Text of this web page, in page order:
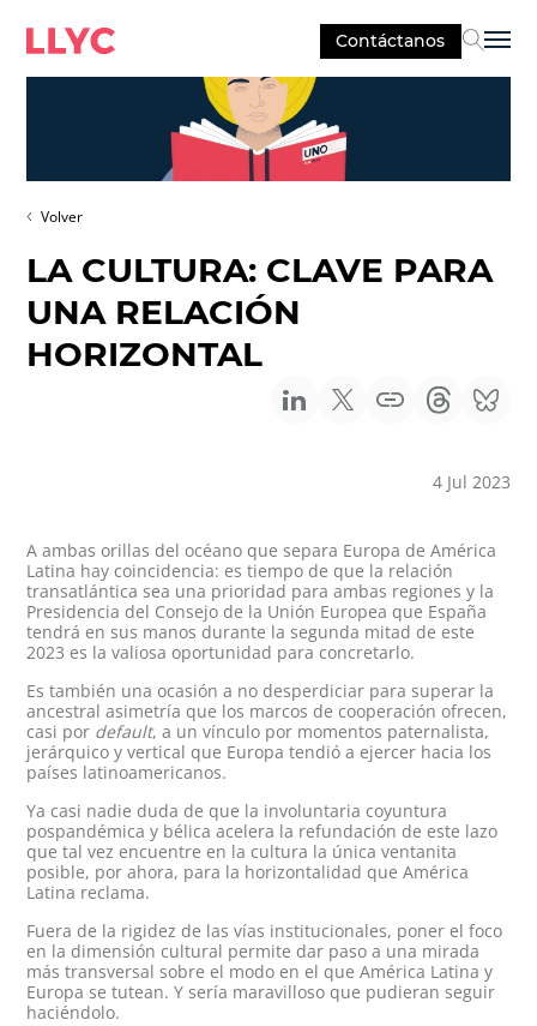
Contáctanos
Volver
LA CULTURA: CLAVE PARA
UNA RELACIÓN
HORIZONTAL
4 Jul 2023
A ambas orillas del océano que separa Europa de América
Latina hay coincidencia: es tiempo de que la relación
transatlántica sea una prioridad para ambas regiones y la
Presidencia del Consejo de la Unión Europea que España
tendrá en sus manos durante la segunda mitad de este
2023 es la valiosa oportunidad para concretarlo.
Es también una ocasión a no desperdiciar para superar la
ancestral asimetría que los marcos de cooperación ofrecen,
casi por default, a un vínculo por momentos paternalista,
jerárquico y vertical que Europa tendió a ejercer hacia los
países latinoamericanos.
Ya casi nadie duda de que la involuntaria coyuntura
pospandémica y bélica acelera la refundación de este lazo
que tal vez encuentre en la cultura la única ventanita
posible, por ahora, para la horizontalidad que América
Latina reclama.
Fuera de la rigidez de las vías institucionales, poner el foco
en la dimensión cultural permite dar paso a una mirada
más transversal sobre el modo en el que América Latina y
Europa se tutean. Y sería maravilloso que pudieran seguir
haciéndolo.